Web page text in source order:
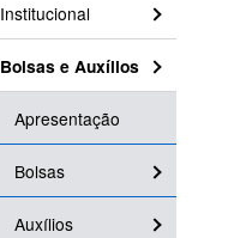
Institucional
Bolsas e Auxílios
Apresentação
Bolsas
Auxílios